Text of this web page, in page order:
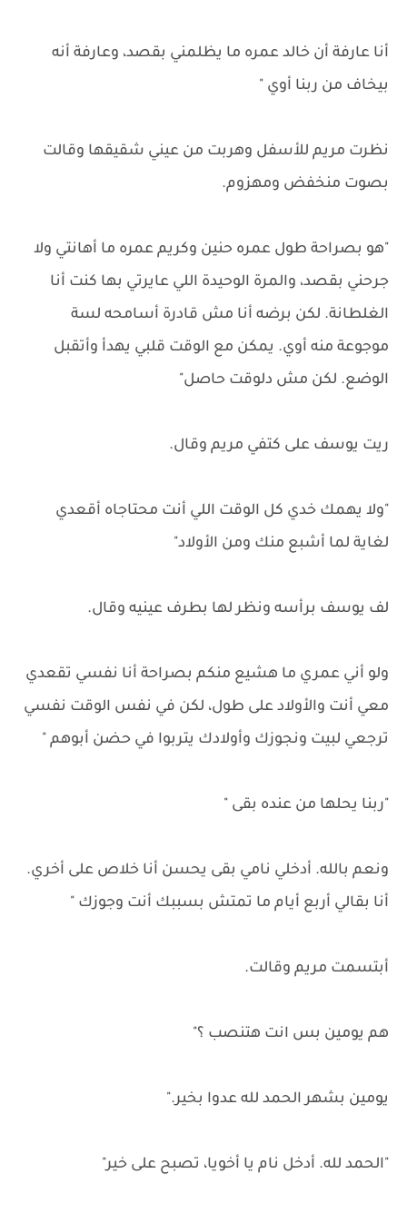
أنا عارفة أن خالد عمره ما يظلمني بقصد، وعارفة أنه
بيخاف من ربنا أوي "
نظرت مريم للأسفل وهربت من عيني شقيقها وقالت
بصوت منخفض ومهزوم.
"هو بصراحة طول عمره حنين وكريم عمره ما أهانتي ولا
جرحني بقصد، والمرة الوحيدة اللي عايرتي بها كنت أنا
الغلطانة. لكن برضه أنا مش قادرة أسامحه لسة
موجوعة منه أوي. يمكن مع الوقت قلبي يهدأ وأتقبل
الوضع. لكن مش دلوقت حاصل"
ريت يوسف على كتفي مريم وقال.
"ولا يهمك خدي كل الوقت اللي أنت محتاجاه أقعدي
لغاية لما أشبع منك ومن الأولاد"
لف يوسف برأسه ونظر لها بطرف عينيه وقال.
ولو أني عمري ما هشيع منكم بصراحة أنا نفسي تقعدي
معي أنت والأولاد على طول، لكن في نفس الوقت نفسي
ترجعي لبيت ونجوزك وأولادك يتربوا في حضن أبوهم "
"ربنا يحلها من عنده بقى "
ونعم بالله. أدخلي نامي بقى يحسن أنا خلاص على أخري.
أنا بقالي أربع أيام ما تمتش بسببك أنت وجوزك "
أبتسمت مريم وقالت.
هم يومين بس انت هتنصب ؟"
يومين بشهر الحمد لله عدوا بخير."
"الحمد لله. أدخل نام يا أخويا، تصبح على خير"